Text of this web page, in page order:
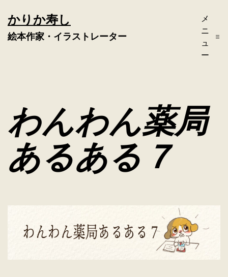
ン
テ
キ
かりか寿し
絵本作家・イラストレーター
メ
ニ
ュ
ー
わんわん薬局
あるある７